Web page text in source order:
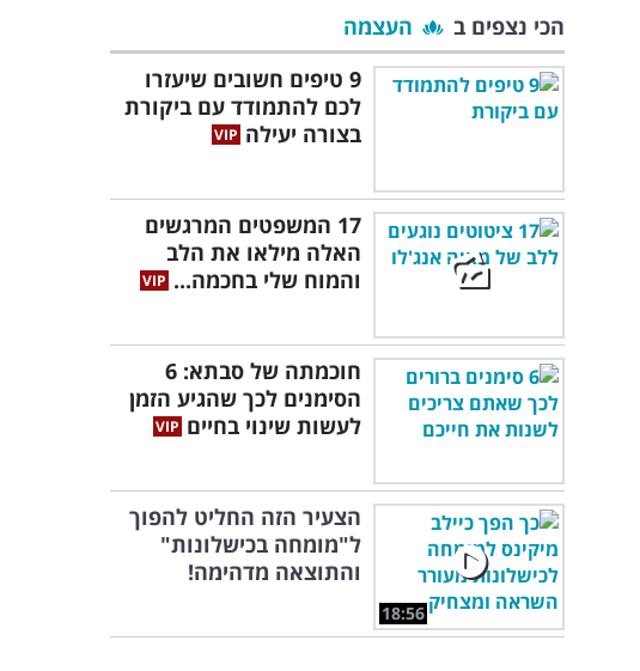
הכי נצפים ב
העצמה
9 טיפים חשובים שיעזרו
לכם להתמודד עם ביקורת
בצורה יעילה
17 המשפטים המרגשים
האלה מילאו את הלב
והמוח שלי בחכמה...
חוכמתה של סבתא: 6
הסימנים לכך שהגיע הזמן
לעשות שינוי בחיים
18:56
הצעיר הזה החליט להפוך
ל"מומחה בכישלונות"
והתוצאה מדהימה!